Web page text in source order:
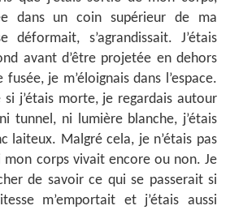
dans un coin supérieur de ma
déformait, s’agrandissait. J’étais
avant d’être projetée en dehors
je m’éloignais dans l’espace.
si j’étais morte, je regardais autour
tunnel, ni lumière blanche, j’étais
laiteux. Malgré cela, je n’étais pas
mon corps vivait encore ou non. Je
de savoir ce qui se passerait si
m’emportait et j’étais aussi